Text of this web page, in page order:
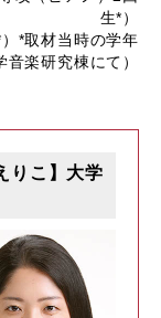
生*）
*取材当時の学年
楽研究棟にて）
りこ】大学